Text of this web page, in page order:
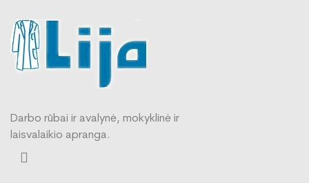
Darbo rūbai ir avalynė, mokyklinė ir
laisvalaikio apranga.